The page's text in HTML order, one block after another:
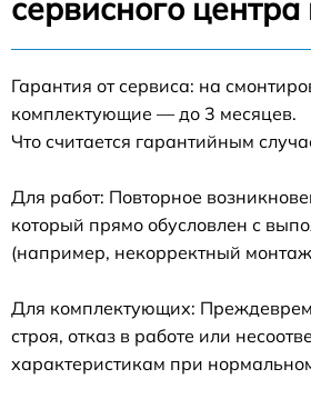
сервисного
Гарантия от сервиса: на
комплектующие — до 3 месяцев.
Что считается гарантийным
Для работ: Повторное
который прямо обусловлен с
(например, некорректный
Для комплектующих:
строя, отказ в работе или
характеристикам при